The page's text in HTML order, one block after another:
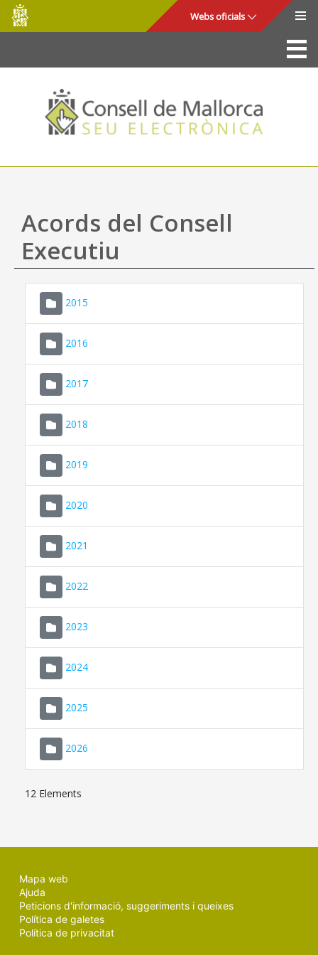
Salta al contingut principal
Consell
de
Mallorca
Webs oficials
La Seu
Consell de Mallorca
Accés i seguretat
Utilitats
Ajuda
Acords del Consell
Executiu
2015
2016
2017
2018
2019
2020
2021
2022
2023
2024
2025
2026
12 Elements
Mapa web
Ajuda
Peticions d'informació, suggeriments i queixes
Política de galetes
Política de privacitat